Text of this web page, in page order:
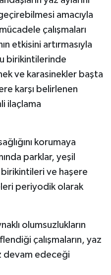
amacıyla
çalışmaları
etkisini artırmasıyla
birikintilerinde
ve karasinekler başta
karşı belirlenen
ilaçlama
korumaya
parklar, yeşil
birikintileri ve haşere
periyodik olarak
olumsuzlukların
çalışmaların, yaz
devam edeceği